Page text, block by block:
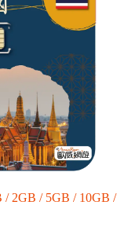
2GB / 5GB / 10GB /